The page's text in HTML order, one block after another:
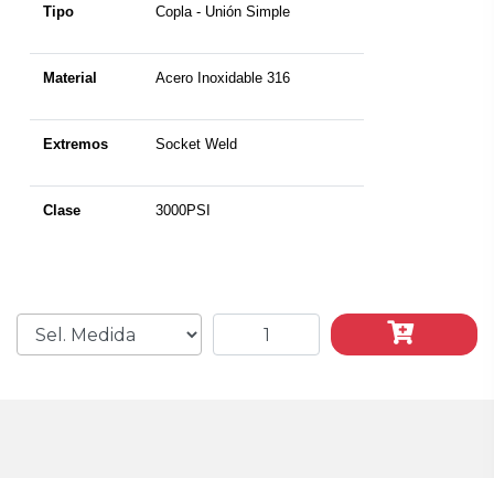
Tipo Copla - Unión Simple
Material Acero Inoxidable 316
Extremos Socket Weld
Clase 3000PSI